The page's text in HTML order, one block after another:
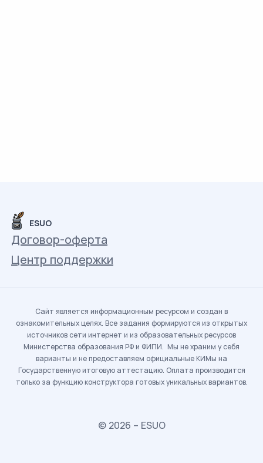
ESUO
Договор-оферта
Центр поддержки
Сайт является информационным ресурсом и создан в
ознакомительных целях. Все задания формируются из открытых
источников сети интернет и из образовательных ресурсов
Министерства образования РФ и ФИПИ. Мы не храним у себя
варианты и не предоставляем официальные КИМы на
Государственную итоговую аттестацию. Оплата производится
только за функцию конструктора готовых уникальных вариантов.
© 2026 – ESUO